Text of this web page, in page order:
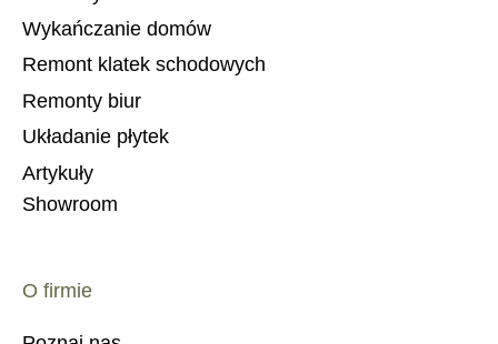
Wykańczanie domów
Remont klatek schodowych
Remonty biur
Układanie płytek
Artykuły
Showroom
O firmie